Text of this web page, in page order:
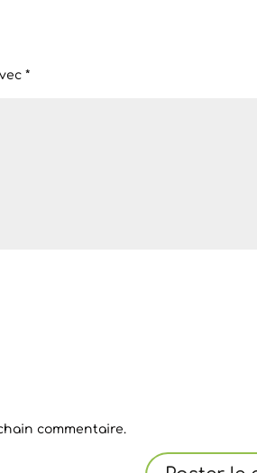
*
commentaire.